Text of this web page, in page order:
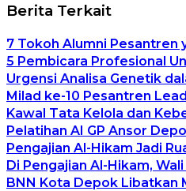
Berita Terkait
7 Tokoh Alumni Pesantren
5 Pembicara Profesional
Urgensi Analisa Genetik
Milad ke-10 Pesantren
Kawal Tata Kelola dan
Pelatihan AI GP Ansor
Pengajian Al-Hikam Jadi
Di Pengajian Al-Hikam,
BNN Kota Depok Libatkan